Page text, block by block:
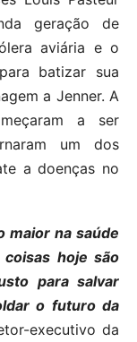
geração de
aviária e o
batizar sua
a Jenner. A
a ser
um dos
a doenças no
maior na saúde
hoje são
para salvar
o futuro da
executivo da